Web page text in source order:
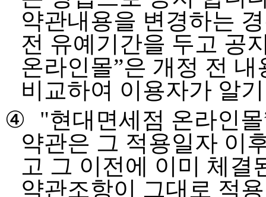
약관내용을 변경하는
전 유예기간을 두고 공
온라인몰”은 개정 전
비교하여 이용자가 알
④
"현대면세점 온라인몰
약관은 그 적용일자 이
고 그 이전에 이미 체결
약관조항이 그대로 적